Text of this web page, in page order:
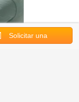
Solicitar una